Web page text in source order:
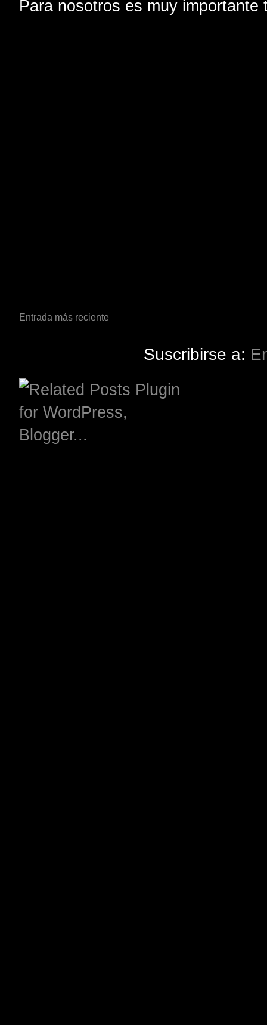
Para nosotros es muy
Entrada más reciente
Suscribirse a: